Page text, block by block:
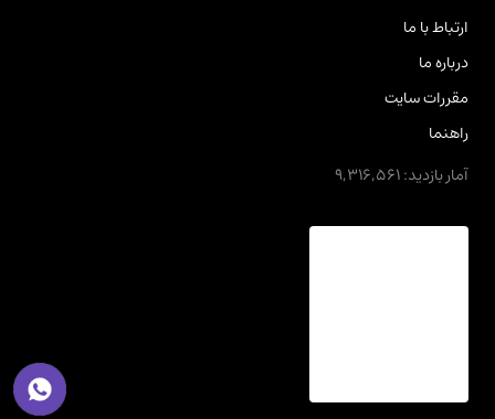
ارتباط با ما
درباره ما
مقررات سایت
راهنما
آمار بازدید: 9,316,561